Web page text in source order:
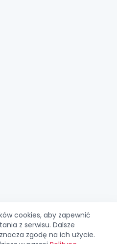
cookies, aby zapewnić
z serwisu. Dalsze
zgodę na ich użycie.